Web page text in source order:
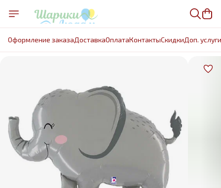
Оформление заказаДоставкаОплатаКонтактыCкидкиДоп. услуги